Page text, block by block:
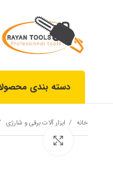
دسته بندی
خانه ابزار آلات برقی و شارژی